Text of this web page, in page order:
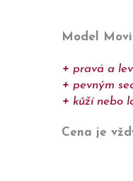
Model
pravá a
pevným
kůží nebo
Cena je